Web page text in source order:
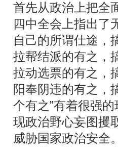
首先从政治上把全
四中全会上指出了
自己的所谓仕途，
拉帮结派的有之，
拉动选票的有之，
阳奉阴违的有之，
个有之”有着很强
现政治野心妄图攫
威胁国家政治安全